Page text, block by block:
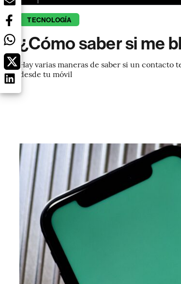
TECNOLOGÍA
¿Cómo saber si me
Hay varias maneras de saber si un
desde tu móvil